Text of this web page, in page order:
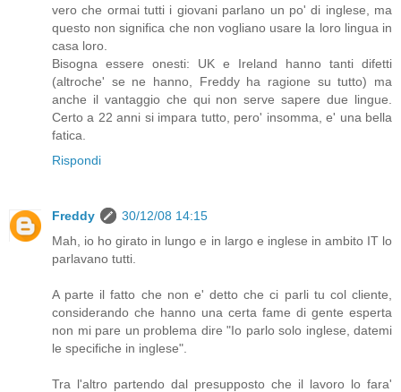
vero che ormai tutti i giovani parlano un po' di inglese, ma
questo non significa che non vogliano usare la loro lingua in
casa loro.
Bisogna essere onesti: UK e Ireland hanno tanti difetti
(altroche' se ne hanno, Freddy ha ragione su tutto) ma
anche il vantaggio che qui non serve sapere due lingue.
Certo a 22 anni si impara tutto, pero' insomma, e' una bella
fatica.
Rispondi
Freddy
30/12/08 14:15
Mah, io ho girato in lungo e in largo e inglese in ambito IT lo
parlavano tutti.
A parte il fatto che non e' detto che ci parli tu col cliente,
considerando che hanno una certa fame di gente esperta
non mi pare un problema dire "Io parlo solo inglese, datemi
le specifiche in inglese".
Tra l'altro partendo dal presupposto che il lavoro lo fara'